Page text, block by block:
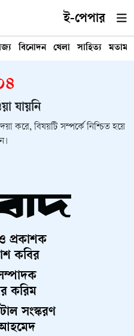
ই-পেপার
বিনোদন খেলা সাহিত্য মতামত
যায়নি
করে, বিষয়টি সম্পর্কে নিশ্চিত হয়ে
প্রকাশক
কবির
সম্পাদক
করিম
সংস্করণ